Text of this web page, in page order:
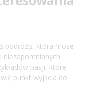
podróżą, która może
niezapomnianych
pasji, które
punkt wyjścia do